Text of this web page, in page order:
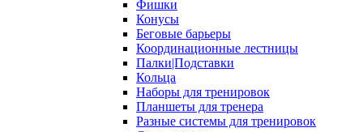
Фишки
Конусы
Беговые барьеры
Координационные лестницы
Палки|Подставки
Кольца
Наборы для тренировок
Планшеты для тренера
Разные системы для тренировок